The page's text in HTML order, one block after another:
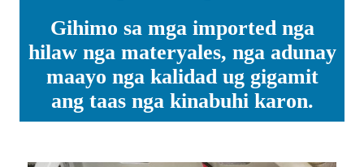
Gihimo sa mga imported nga
hilaw nga materyales, nga adunay
maayo nga kalidad ug gigamit
ang taas nga kinabuhi karon.